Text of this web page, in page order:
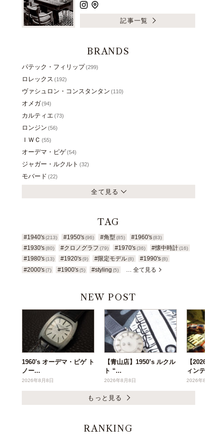
記事一覧
BRANDS
パテック・フィリップ(299)
ロレックス (192)
ヴァシュロン・コンスタンタン (110)
オメガ(94)
カルティエ (73)
ロンジン (56)
ＩＷＣ (55)
オーデマ・ピゲ(54)
ジャガー・ルクルト (32)
モバード (22)
全て見る
TAG
#1940's (213) #1950's(96) #角型 (85) #1960's (83)
#1930's (80) #クロノグラフ (79) #1970's(36) #懐中時計 (16)
#1980's (13) #1920's(9) #限定モデル(8) #1990's (8)
#2000's (7) #1900's(5) #styling (5) … 全て見る
NEW POST
1960's オーデマ・ピゲ ト
ノー...
2026年8月8日
【青山店】1950’s ルクル
ト “...
2026年8月8日
【2026年
ィンテー...
2026年8月6
もっと見る
RANKING